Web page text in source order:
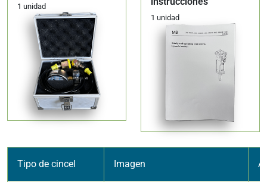
1 unidad
1 unidad
Tipo de cincel Imagen